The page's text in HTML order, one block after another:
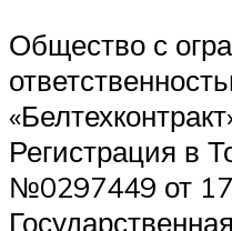
Общество с
Регистрация в
№0297449 от